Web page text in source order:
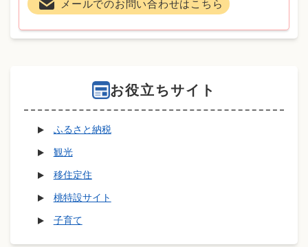
メールでのお問い合わせはこちら
お役立ちサイト
ふるさと納税
観光
移住定住
桃特設サイト
子育て